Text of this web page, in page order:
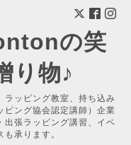
の笑
り物♪
ラッピング教室、持ち込み
ピング協会認定講師）企業
出張ラッピング講習、イベ
承ります。